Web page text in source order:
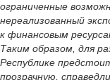
ограниченные
нереализованный
к финансовым
Таким образом, для
Республике
прозрачную,